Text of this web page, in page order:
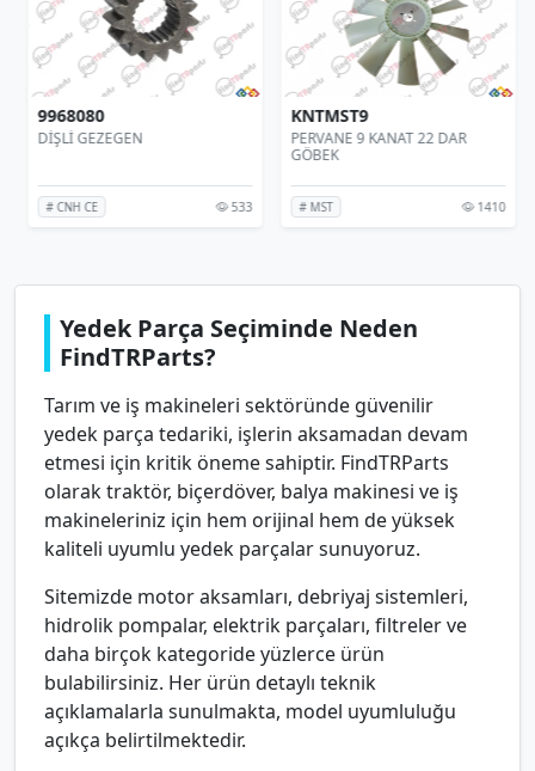
9968080
DİŞLİ GEZEGEN
# CNH CE 533
KNTMST9
PERVANE 9 KANAT 22 DAR
GÖBEK
# MST 1410
Yedek Parça Seçiminde Neden
FindTRParts?
Tarım ve iş makineleri sektöründe güvenilir
yedek parça tedariki, işlerin aksamadan devam
etmesi için kritik öneme sahiptir. FindTRParts
olarak traktör, biçerdöver, balya makinesi ve iş
makineleriniz için hem orijinal hem de yüksek
kaliteli uyumlu yedek parçalar sunuyoruz.
Sitemizde motor aksamları, debriyaj sistemleri,
hidrolik pompalar, elektrik parçaları, filtreler ve
daha birçok kategoride yüzlerce ürün
bulabilirsiniz. Her ürün detaylı teknik
açıklamalarla sunulmakta, model uyumluluğu
açıkça belirtilmektedir.